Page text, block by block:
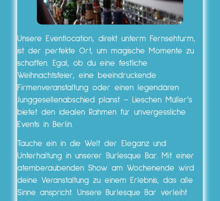
Unsere Eventlocation, direkt unterm Fernsehturm,
ist der perfekte Ort, um magische Momente zu
schaffen. Egal, ob du eine festliche
Weihnachtsfeier, eine beeindruckende
Firmenveranstaltung oder einen legendären
Junggesellenabschied planst – Lieschen Müller’s
bietet den idealen Rahmen für unvergessliche
Events in Berlin.
Tauche ein in die Welt der Eleganz und
Unterhaltung in unserer Burlesque Bar. Mit einer
atemberaubenden Show am Wochenende wird
deine Veranstaltung zu einem Erlebnis, das alle
Sinne anspricht. Unsere Burlesque Bar verleiht